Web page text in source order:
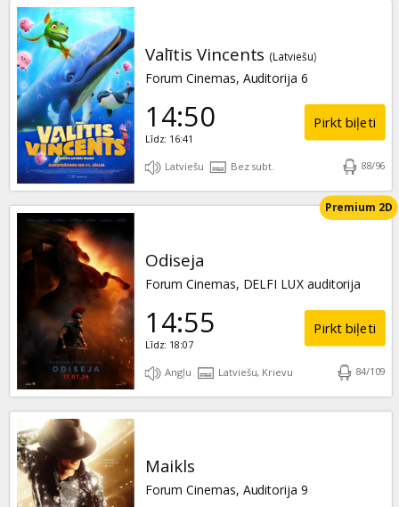
Valītis Vincents (Latviešu)
Forum Cinemas, Auditorija 6
14:50
Līdz: 16:41
Pirkt biļeti
Latviešu Bez subt. 88/96
Odiseja
Forum Cinemas, DELFI LUX auditorija
Premium 2D
14:55
Līdz: 18:07
Pirkt biļeti
Angļu Latviešu, Krievu 84/109
Maikls
Forum Cinemas, Auditorija 9